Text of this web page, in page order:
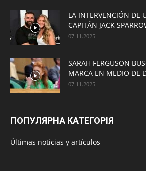
LA INTERVENCIÓN DE
CAPITÁN JACK
07.11.2025
SARAH FERGUSON
MARCA EN MEDIO DE
07.11.2025
ПОПУЛЯРНА КАТЕГОРІЯ
Últimas noticias y artículos